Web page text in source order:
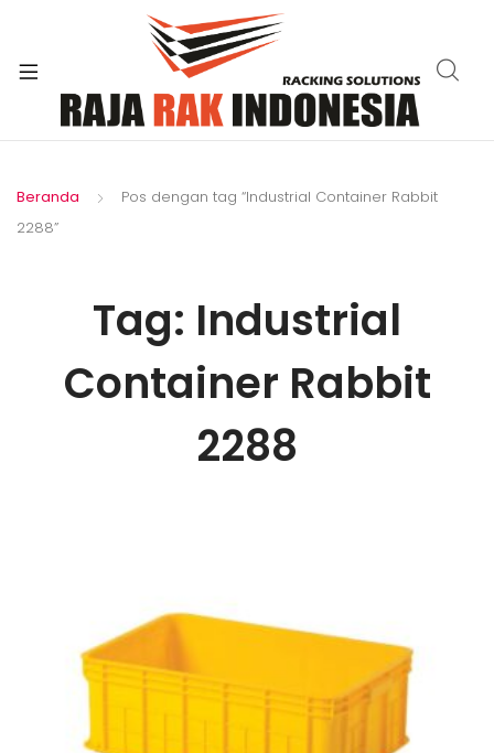
Beranda
Pos dengan tag “Industrial Container Rabbit
2288”
Tag: Industrial
Container Rabbit
2288